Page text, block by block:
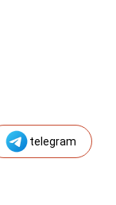
telegram